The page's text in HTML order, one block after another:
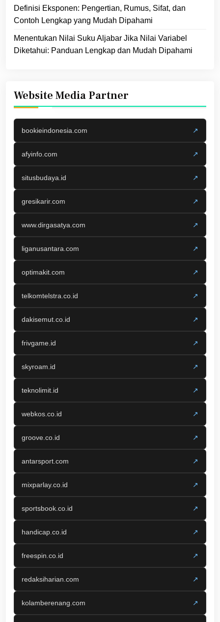
Definisi Eksponen: Pengertian, Rumus, Sifat, dan
Contoh Lengkap yang Mudah Dipahami
Menentukan Nilai Suku Aljabar Jika Nilai Variabel
Diketahui: Panduan Lengkap dan Mudah Dipahami
Website Media Partner
bookieindonesia.com ↗
afyinfo.com ↗
situsbudaya.id ↗
gresikarir.com ↗
www.dirgasatya.com ↗
liganusantara.com ↗
optimakit.com ↗
telkomtelstra.co.id ↗
dakisemut.co.id ↗
frivgame.id ↗
skyroam.id ↗
teknolimit.id ↗
webkos.co.id ↗
groove.co.id ↗
antarsport.com ↗
mixparlay.co.id ↗
sportsbook.co.id ↗
handicap.co.id ↗
freespin.co.id ↗
redaksiharian.com ↗
kolamberenang.com ↗